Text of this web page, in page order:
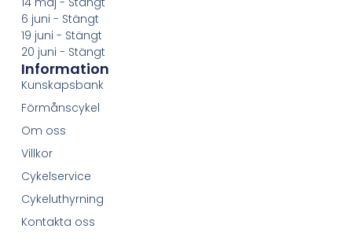
6 juni - Stängt
19 juni - Stängt
20 juni - Stängt
Information
Kunskapsbank
Förmånscykel
Om oss
Villkor
Cykelservice
Cykeluthyrning
Kontakta oss